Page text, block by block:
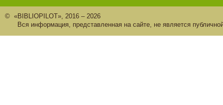
© «BIBLIOPILOT», 2016 – 2026
Вся информация, представленная на сайте, не является